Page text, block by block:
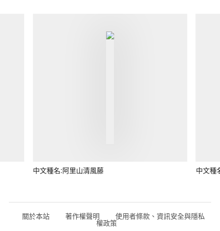
中文種名:阿里山清風藤 中文種
關於本站 著作權聲明 使用者條款、資訊安全與隱私
權政策